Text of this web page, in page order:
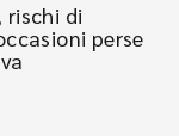
di
perse